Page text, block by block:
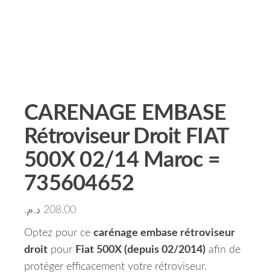
CARENAGE EMBASE
Rétroviseur Droit FIAT
500X 02/14 Maroc =
735604652
208.00 د.م.
Optez pour ce carénage embase rétroviseur
droit pour Fiat 500X (depuis 02/2014) afin de
protéger efficacement votre rétroviseur.